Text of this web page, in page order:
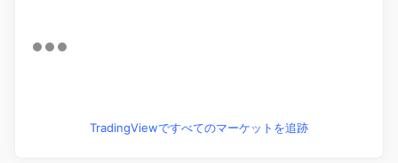
TradingViewですべてのマーケットを追跡